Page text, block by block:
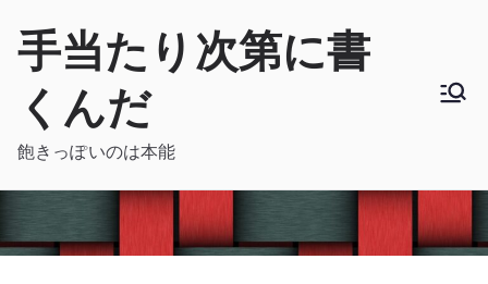
手当たり次第に書
くんだ
飽きっぽいのは本能